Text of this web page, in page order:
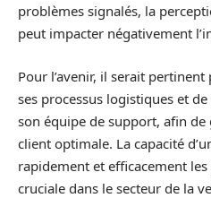
problèmes signalés, la
peut impacter négativement
Pour l’avenir, il serait
ses processus logistiques et
son équipe de support, afin
client optimale. La capacité
rapidement et efficacement
cruciale dans le secteur de la